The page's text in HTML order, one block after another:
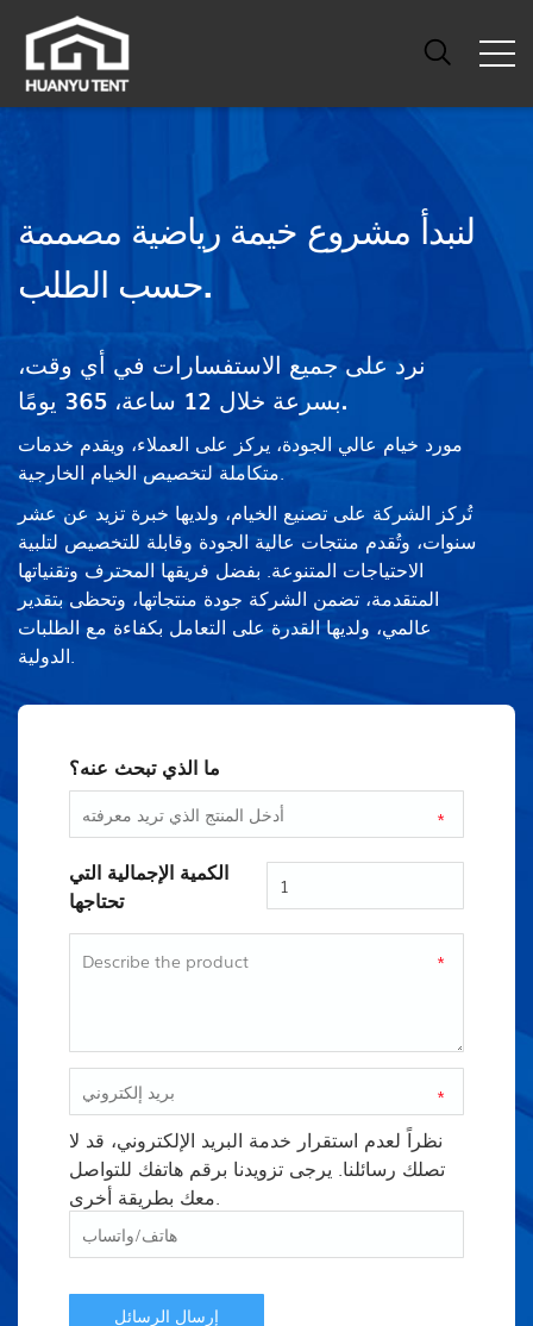
لنبدأ مشروع خيمة رياضية مصممة
حسب الطلب.
نرد على جميع الاستفسارات في أي وقت،
بسرعة خلال 12 ساعة، 365 يومًا.
مورد خيام عالي الجودة، يركز على العملاء، ويقدم خدمات
متكاملة لتخصيص الخيام الخارجية.
تُركز الشركة على تصنيع الخيام، ولديها خبرة تزيد عن عشر
سنوات، وتُقدم منتجات عالية الجودة وقابلة للتخصيص لتلبية
الاحتياجات المتنوعة. بفضل فريقها المحترف وتقنياتها
المتقدمة، تضمن الشركة جودة منتجاتها، وتحظى بتقدير
عالمي، ولديها القدرة على التعامل بكفاءة مع الطلبات
الدولية.
ما الذي تبحث عنه؟
*
الكمية الإجمالية التي
تحتاجها
*
*
نظراً لعدم استقرار خدمة البريد الإلكتروني، قد لا
تصلك رسائلنا. يرجى تزويدنا برقم هاتفك للتواصل
معك بطريقة أخرى.
إرسال الرسائل